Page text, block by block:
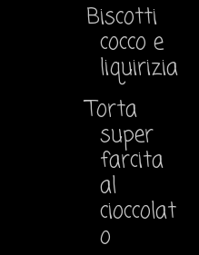
Biscotti
cocco e
liquirizia
Torta
super
farcita
al
cioccolat
o